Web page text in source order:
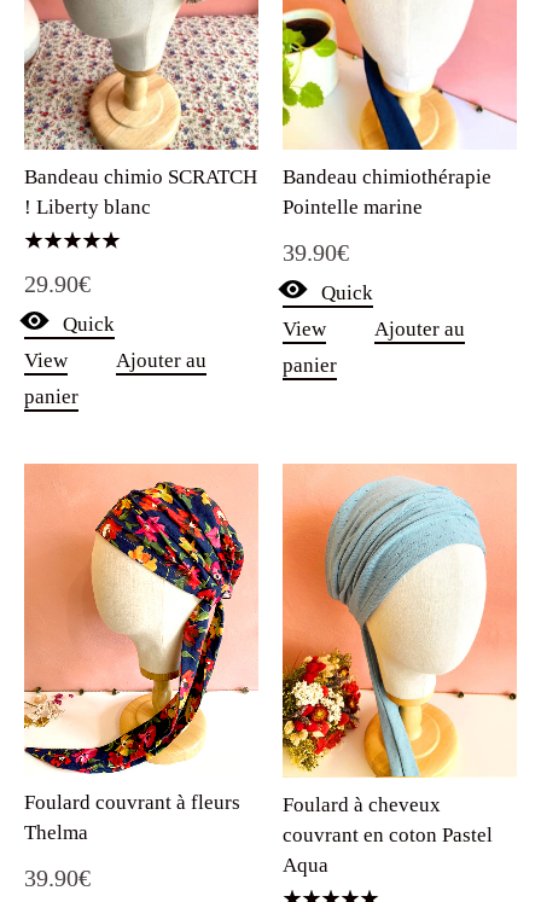
Bandeau chimio SCRATCH
! Liberty blanc
5.00
sur 5
29.90€
Quick
View
Ajouter au
panier
Bandeau chimiothérapie
Pointelle marine
39.90€
Quick
View
Ajouter au
panier
Foulard couvrant à fleurs
Thelma
39.90€
Foulard à cheveux
couvrant en coton Pastel
Aqua